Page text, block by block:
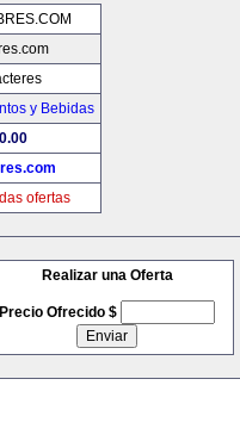
y Bebidas
ofertas
Realizar una Oferta
Precio Ofrecido $